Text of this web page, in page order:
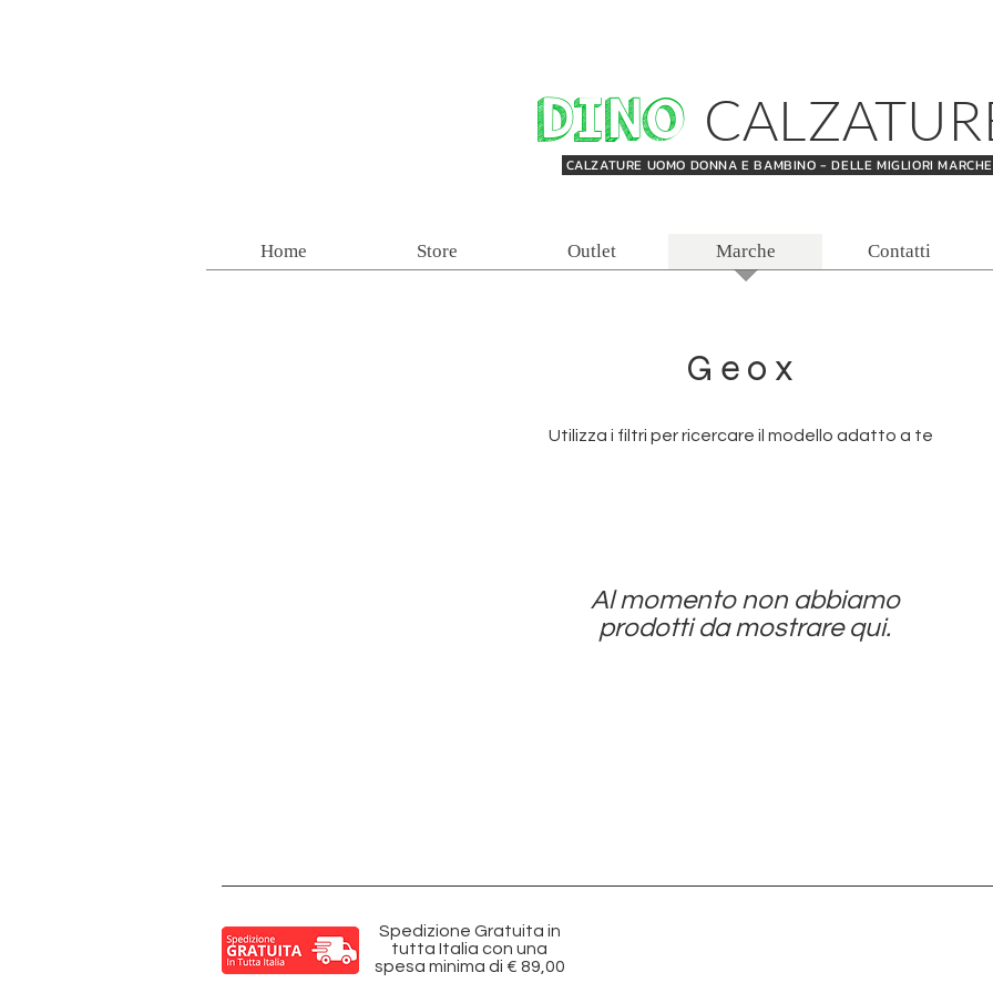
DINO
CALZATURE UOMO DONNA E BAMBINO - DELLE MIGLIORI MARCHE
Home Store Outlet Marche Contatti
Geox
Utilizza i filtri per ricercare il modello adatto a te
Al momento non abbiamo
prodotti da mostrare qui.
Spedizione Gratuita in
tutta Italia con una
spesa minima di € 89,00